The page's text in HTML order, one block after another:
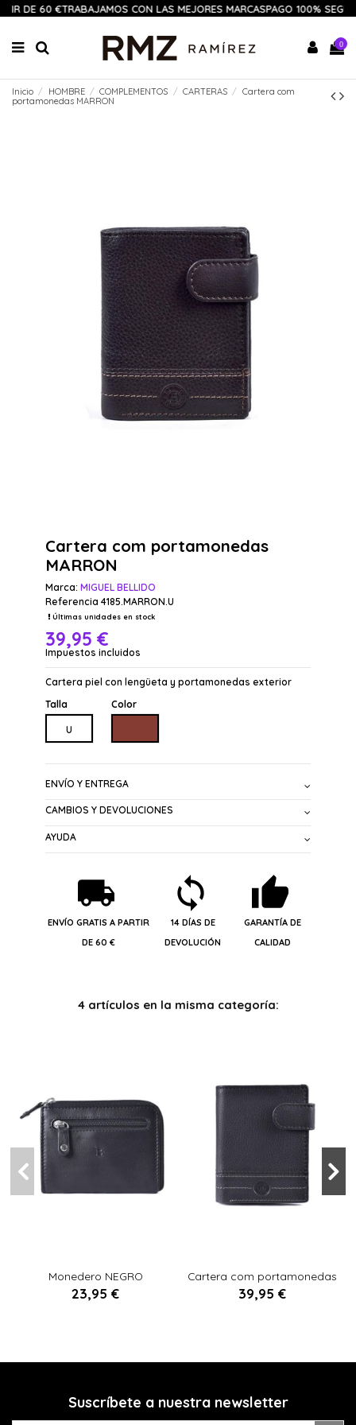
DE 60 €TRABAJAMOS CON LAS MEJORES MARCASPAGO 100%
0
Inicio HOMBRE COMPLEMENTOS CARTERAS
Cartera com
portamonedas MARRON
Cartera com portamonedas
MARRON
Marca: MIGUEL BELLIDO
Referencia 4185.MARRON.U
Últimas unidades en stock
39,95 €
Impuestos incluidos
Cartera piel con lengüeta y portamonedas exterior
Talla
U
Color
ENVÍO Y ENTREGA
CAMBIOS Y DEVOLUCIONES
AYUDA
ENVÍO GRATIS A PARTIR
DE 60 €
14 DÍAS DE
DEVOLUCIÓN
GARANTÍA DE
CALIDAD
4 artículos en la misma categoría:
Monedero NEGRO
23,95 €
Añadir al carrito
Cartera com portamonedas
NEGRO
39,95 €
Añadir al carrito
Suscríbete a nuestra newsletter